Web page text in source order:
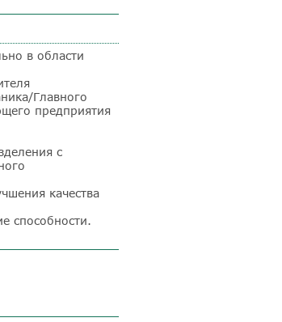
в области
Главного
предприятия
с
качества
способности.